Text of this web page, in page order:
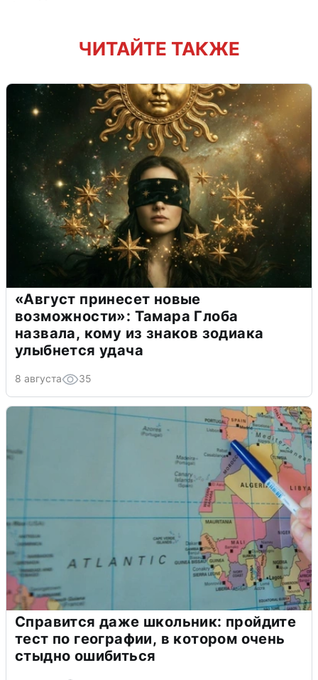
ЧИТАЙТЕ ТАКЖЕ
«Август принесет новые
возможности»: Тамара Глоба
назвала, кому из знаков зодиака
улыбнется удача
8 августа 35
Справится даже школьник: пройдите
тест по географии, в котором очень
стыдно ошибиться